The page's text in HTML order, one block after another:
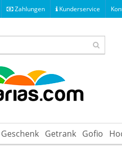
Zahlungen Kunderservice
Geschenk Getrank Gofio